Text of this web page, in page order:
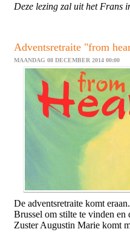
Deze lezing zal uit het Frans
Adventsretraite "from
MAANDAG 08 DECEMBER 2014 00:00
De adventsretraite komt
Brussel om stilte te vinden en
Zuster Augustin Marie komt